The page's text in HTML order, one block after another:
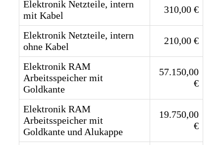
Elektronik Netzteile, intern
mit Kabel
310,00 €
Elektronik Netzteile, intern
ohne Kabel
210,00 €
Elektronik RAM
Arbeitsspeicher mit
Goldkante
57.150,00
€
Elektronik RAM
Arbeitsspeicher mit
Goldkante und Alukappe
19.750,00
€